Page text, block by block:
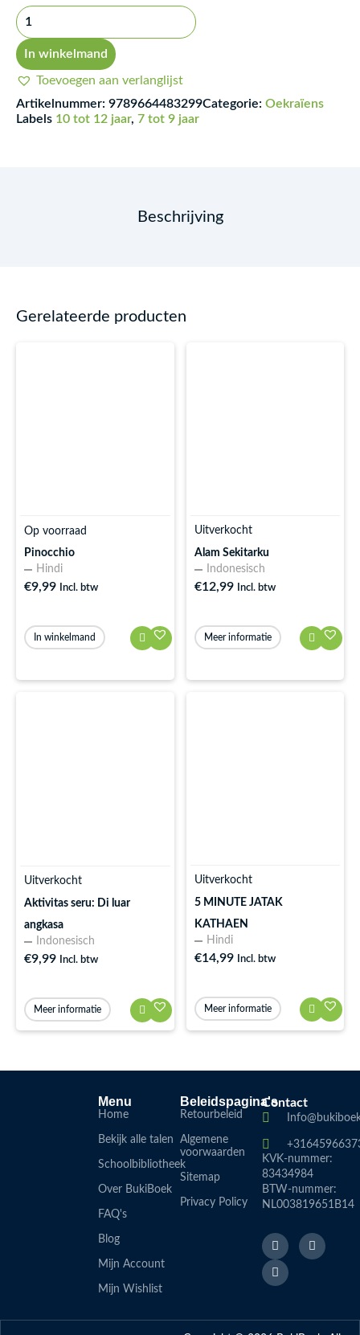
dyva
i
dyvakiv
aantal
In winkelmand
Toevoegen aan verlanglijst
Artikelnummer: 9789664483299Categorie: Oekraïens
Labels 10 tot 12 jaar, 7 tot 9 jaar
Beschrijving
Gerelateerde producten
Op voorraad
Pinocchio
Hindi
€9,99 Incl. btw
In winkelmand
Uitverkocht
Alam Sekitarku
Indonesisch
€12,99 Incl. btw
Meer informatie
Uitverkocht
Aktivitas seru: Di luar
angkasa
Indonesisch
€9,99 Incl. btw
Meer informatie
Uitverkocht
5 MINUTE JATAK
KATHAEN
Hindi
€14,99 Incl. btw
Meer informatie
Menu
Home
Bekijk alle talen
Schoolbibliotheek
Over BukiBoek
FAQ's
Blog
Mijn Account
Mijn Wishlist
Beleidspagina's
Retourbeleid
Algemene
voorwaarden
Sitemap
Privacy Policy
Contact
KVK-nummer:
83434984
BTW-nummer:
NL003819651B14
F
a
c
e
b
k
n
s
a
L
i
n
k
e
n